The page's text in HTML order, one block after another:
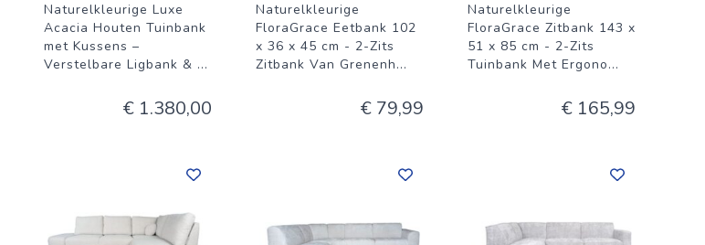
Naturelkleurige Luxe
Acacia Houten Tuinbank
met Kussens –
Verstelbare Ligbank & ...
€ 1.380,00
Naturelkleurige
FloraGrace Eetbank 102
x 36 x 45 cm - 2-Zits
Zitbank Van Grenenh...
€ 79,99
Naturelkleurige
FloraGrace Zitbank 143 x
51 x 85 cm - 2-Zits
Tuinbank Met Ergono...
€ 165,99